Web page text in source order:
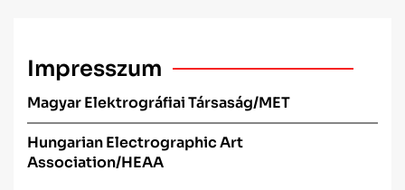
Impresszum
Magyar Elektrográfiai Társaság/MET
Hungarian Electrographic Art
Association/HEAA